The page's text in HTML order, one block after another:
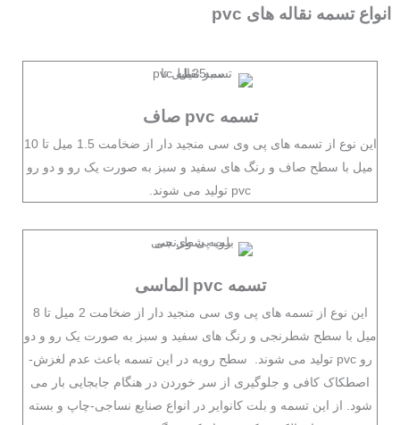
انواع تسمه نقاله های pvc
تسمه pvc صاف
این نوع از تسمه های پی وی سی منجید دار از ضخامت 1.5 میل تا 10
میل با سطح صاف و رنگ های سفید و سبز به صورت یک رو و دو رو
pvc تولید می شوند.
تسمه pvc الماسی
این نوع از تسمه های پی وی سی منجید دار از ضخامت 2 میل تا 8
میل با سطح شطرنجی و رنگ های سفید و سبز به صورت یک رو و دو
رو pvc تولید می شوند. سطح رویه در این تسمه باعث عدم لغزش-
اصطکاک کافی و جلوگیری از سر خوردن در هنگام جابجایی بار می
شود. از این تسمه و بلت کانوایر در انواع صنایع نساجی-چاپ و بسته